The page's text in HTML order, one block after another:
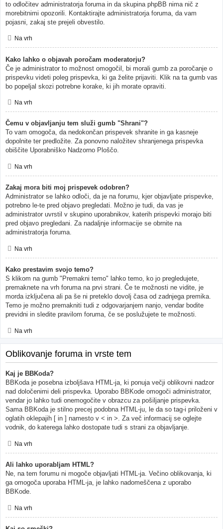
to odločitev administratorja foruma in da skupina phpBB nima nič z
morebitnimi opozorili. Kontaktirajte administratorja foruma, da vam
pojasni, zakaj ste prejeli obvestilo.
Na vrh
Kako lahko o objavah poročam moderatorju?
Če je administrator to možnost omogočil, bi morali gumb za poročanje o
prispevku videti poleg prispevka, ki ga želite prijaviti. Klik na ta gumb vas
bo popeljal skozi potrebne korake, ki jih morate opraviti.
Na vrh
Čemu v objavljanju tem služi gumb "Shrani"?
To vam omogoča, da nedokončan prispevek shranite in ga kasneje
dopolnite ter predložite. Za ponovno naložitev shranjenega prispevka
obiščite Uporabniško Nadzorno Ploščo.
Na vrh
Zakaj mora biti moj prispevek odobren?
Administrator se lahko odloči, da je na forumu, kjer objavljate prispevke,
potrebno le-te pred objavo pregledati. Možno je tudi, da vas je
administrator uvrstil v skupino uporabnikov, katerih prispevki morajo biti
pred objavo pregledani. Za nadaljnje informacije se obrnite na
administratorja foruma.
Na vrh
Kako prestavim svojo temo?
S klikom na gumb "Premakni temo" lahko temo, ko jo pregledujete,
premaknete na vrh foruma na prvi strani. Če te možnosti ne vidite, je
morda izključena ali pa še ni preteklo dovolj časa od zadnjega premika.
Temo je možno premakniti tudi z odgovarjanjem nanjo, vendar bodite
previdni in sledite pravilom foruma, če se poslužujete te možnosti.
Na vrh
Oblikovanje foruma in vrste tem
Kaj je BBKoda?
BBKoda je posebna izboljšava HTML-ja, ki ponuja večji oblikovni nadzor
nad določenimi deli prispevka. Uporabo BBKode omogoči administrator,
vendar jo lahko tudi onemogočite v obrazcu za pošiljanje prispevka.
Sama BBKoda je stilno precej podobna HTML-ju, le da so tag-i priloženi v
oglatih oklepajih [ in ] namesto v < in >. Za več informacij se oglejte
vodnik, do katerega lahko dostopate tudi s strani za objavljanje.
Na vrh
Ali lahko uporabljam HTML?
Ne, na tem forumu ni mogoče objavljati HTML-ja. Večino oblikovanja, ki
ga omogoča uporaba HTML-ja, je lahko nadomeščena z uporabo
BBKode.
Na vrh